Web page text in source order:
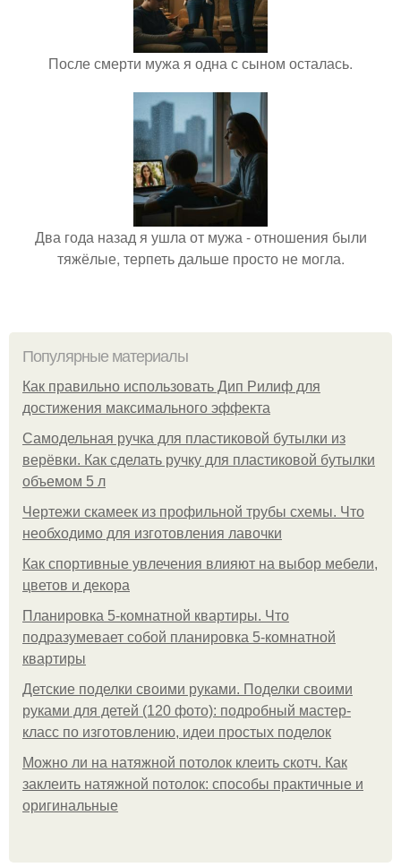
После смерти мужа я одна с сыном осталась.
Два года назад я ушла от мужа - отношения были
тяжёлые, терпеть дальше просто не могла.
Популярные материалы
Как правильно использовать Дип Рилиф для
достижения максимального эффекта
Самодельная ручка для пластиковой бутылки из
верёвки. Как сделать ручку для пластиковой бутылки
объемом 5 л
Чертежи скамеек из профильной трубы схемы. Что
необходимо для изготовления лавочки
Как спортивные увлечения влияют на выбор мебели,
цветов и декора
Планировка 5-комнатной квартиры. Что
подразумевает собой планировка 5-комнатной
квартиры
Детские поделки своими руками. Поделки своими
руками для детей (120 фото): подробный мастер-
класс по изготовлению, идеи простых поделок
Можно ли на натяжной потолок клеить скотч. Как
заклеить натяжной потолок: способы практичные и
оригинальные